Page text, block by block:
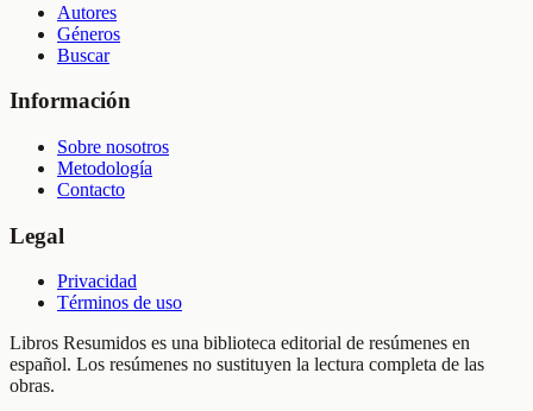
Autores
Géneros
Buscar
Información
Sobre nosotros
Metodología
Contacto
Legal
Privacidad
Términos de uso
Libros Resumidos es una biblioteca editorial de resúmenes en
español. Los resúmenes no sustituyen la lectura completa de las
obras.